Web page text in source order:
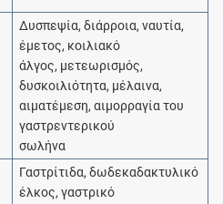
Δυσπεψία, διάρροια, ναυτία,
έμετος, κοιλιακό
άλγος, μετεωρισμός,
δυσκοιλιότητα, μέλαινα,
αιματέμεση, αιμορραγία του
γαστρεντερικού
σωλήνα
Γαστρίτιδα, δωδεκαδακτυλικό
έλκος, γαστρικό